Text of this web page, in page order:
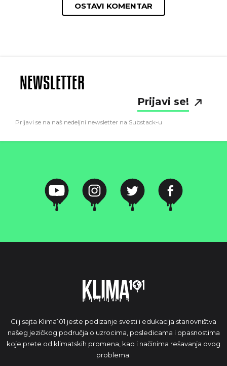
OSTAVI KOMENTAR
NEWSLETTER
Prijavi se!
Prijavi se na naš nedeljni newsletter na Substack-u
Cilj sajta Klima101 jeste podizanje svesti i edukacija stanovništva
našeg jezičkog područja o uzrocima, posledicama i opasnostima
koje prete od klimatskih promena, kao i načinima rešavanja ovog
problema.